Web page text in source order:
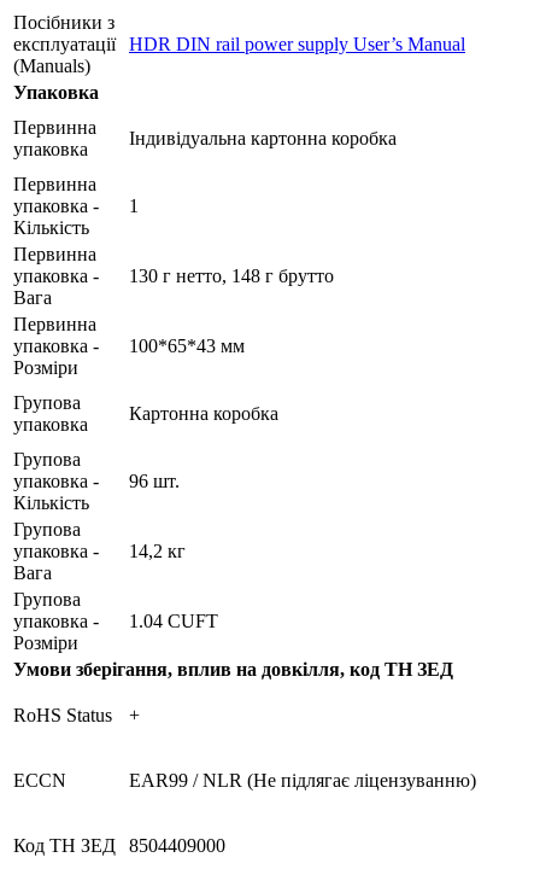
Посібники з
експлуатації
(Manuals)
HDR DIN rail power supply User’s Manual
Упаковка
Первинна
упаковка
Індивідуальна картонна коробка
Первинна
упаковка -
Кількість
1
Первинна
упаковка -
Вага
130 г нетто, 148 г брутто
Первинна
упаковка -
Розміри
100*65*43 мм
Групова
упаковка
Картонна коробка
Групова
упаковка -
Кількість
96 шт.
Групова
упаковка -
Вага
14,2 кг
Групова
упаковка -
Розміри
1.04 CUFT
Умови зберігання, вплив на довкілля, код ТН ЗЕД
RoHS Status +
ECCN EAR99 / NLR (Не підлягає ліцензуванню)
Код ТН ЗЕД 8504409000